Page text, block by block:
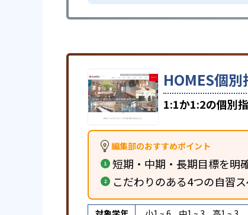
HOMES個
1:1か1:2の個別
編集部のおすすめポイント
短期・中期・長期目標を明
こだわりのある4つの自習